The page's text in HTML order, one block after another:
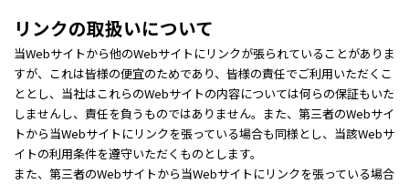
リンクの取扱いについて
当Webサイトから他のWebサイトにリンクが張られていることがありま
すが、これは皆様の便宜のためであり、皆様の責任でご利用いただくこ
ととし、当社はこれらのWebサイトの内容については何らの保証もいた
しませんし、責任を負うものではありません。また、第三者のWebサイ
トから当Webサイトにリンクを張っている場合も同様とし、当該Webサ
イトの利用条件を遵守いただくものとします。
また、第三者のWebサイトから当Webサイトにリンクを張っている場合